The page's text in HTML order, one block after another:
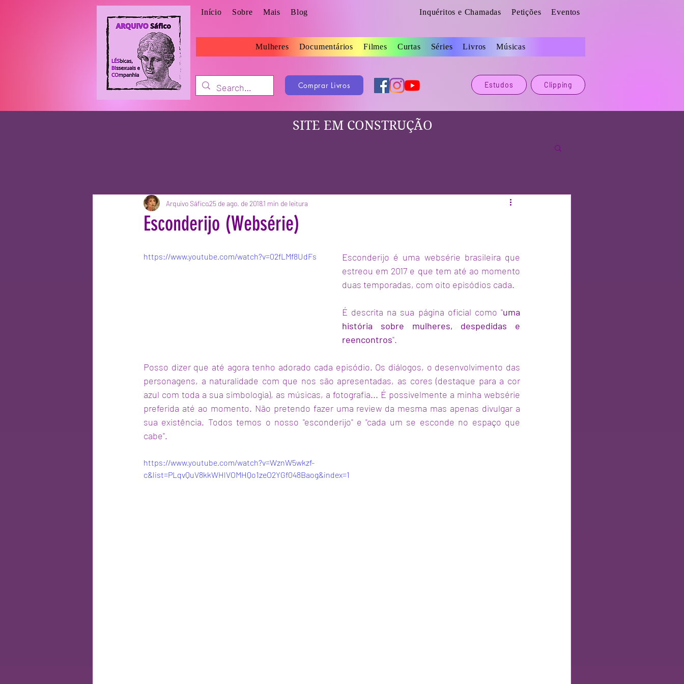
Início Sobre Mais Blog Inquéritos e Chamadas Petições Eventos
Mulheres Documentários Filmes Curtas Séries Livros Músicas
Comprar Livros Estudos Clipping
SITE EM CONSTRUÇÃO
Esconderijo (Websérie)
Arquivo Sáfico25 de ago. de 20181 min de leitura
https://www.youtube.com/watch?v=02fLMf8UdFs
Esconderijo é uma websérie brasileira que
estreou em 2017 e que tem até ao momento
duas temporadas, com oito episódios cada.
É descrita na sua página oficial como "uma
história sobre mulheres, despedidas e
reencontros".
Posso dizer que até agora tenho adorado cada episódio. Os diálogos, o desenvolvimento das
personagens, a naturalidade com que nos são apresentadas, as cores (destaque para a cor
azul com toda a sua simbologia), as músicas, a fotografia... É possivelmente a minha websérie
preferida até ao momento. Não pretendo fazer uma review da mesma mas apenas divulgar a
sua existência. Todos temos o nosso "esconderijo" e "cada um se esconde no espaço que
cabe".
https://www.youtube.com/watch?v=WznW5wkzf-
c&list=PLqvQuV8kkWHlVOMHQo1zeO2YGf048Baog&index=1